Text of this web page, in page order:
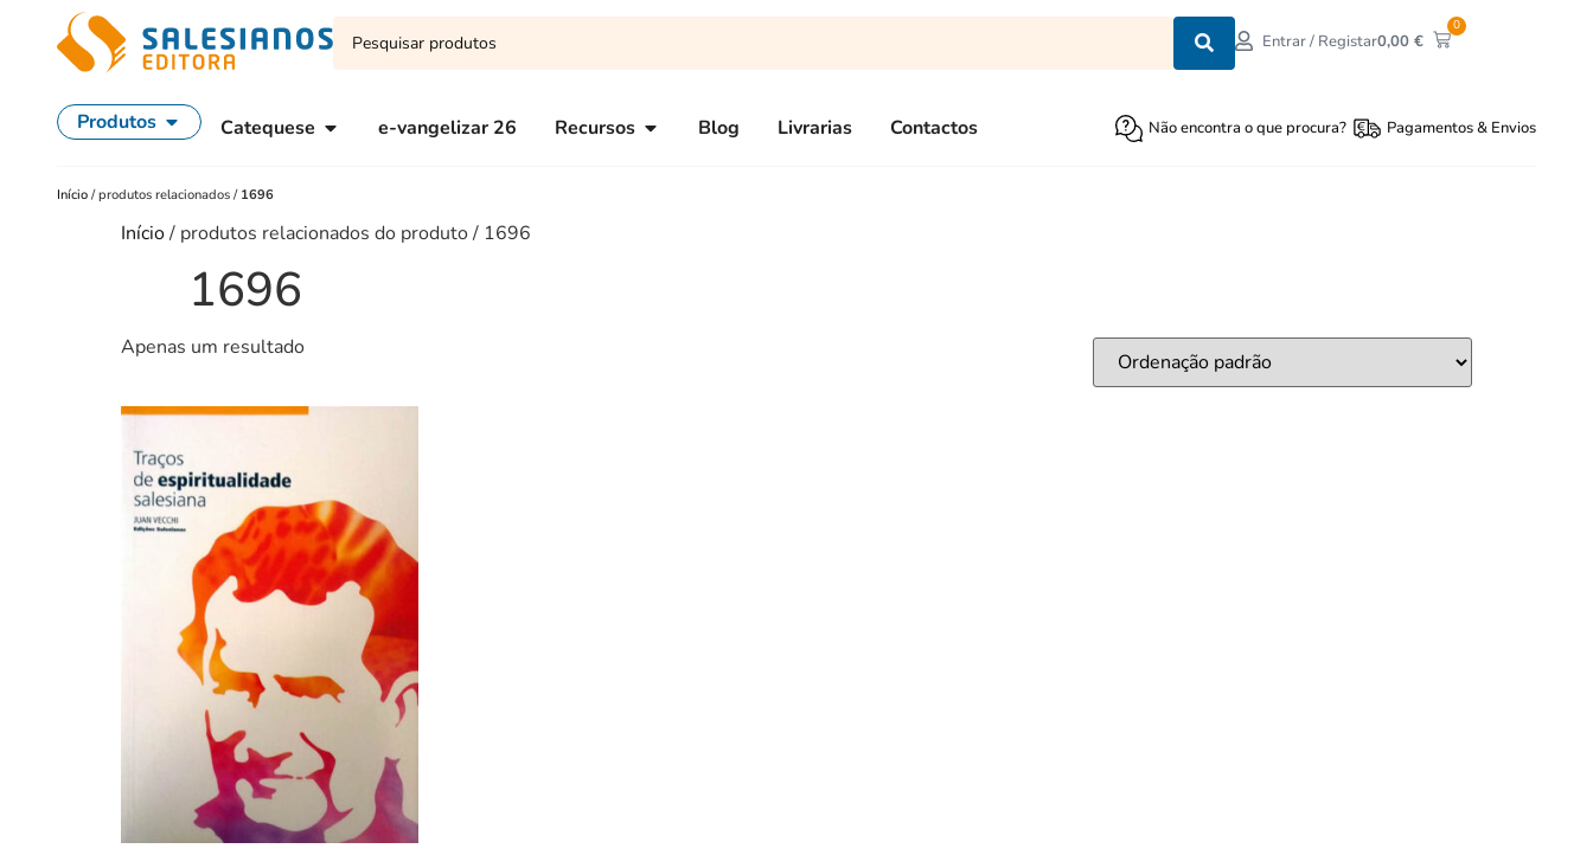
Entrar / Registar0,00€
0
Produtos Catequese e-vangelizar 26 Recursos Blog Livrarias Contactos Não encontra o que procura? Pagamentos & Envios
Início /produtos relacionados / 1696
Início/ produtos relacionados do produto / 1696
1696
Apenas um resultado